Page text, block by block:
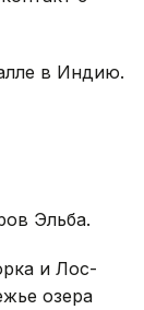
в Индию.
Эльба.
и Лос-
озера